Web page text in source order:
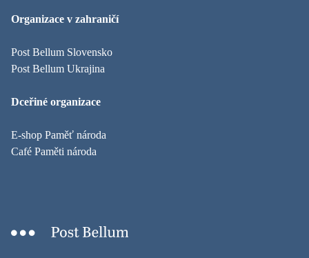
Organizace v zahraničí
Post Bellum Slovensko
Post Bellum Ukrajina
Dceřiné organizace
E-shop Paměť národa
Café Paměti národa